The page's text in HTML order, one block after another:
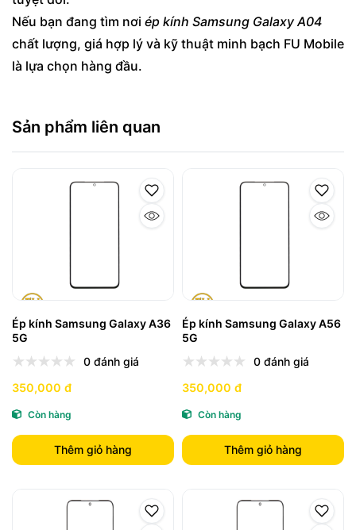
Nếu bạn đang tìm nơi ép kính Samsung Galaxy A04
chất lượng, giá hợp lý và kỹ thuật minh bạch FU Mobile
là lựa chọn hàng đầu.
Sản phẩm liên quan
Ép kính Samsung Galaxy A36
5G
0 đánh giá
350,000 đ
Còn hàng
Thêm giỏ hàng
Ép kính Samsung Galaxy A56
5G
0 đánh giá
350,000 đ
Còn hàng
Thêm giỏ hàng